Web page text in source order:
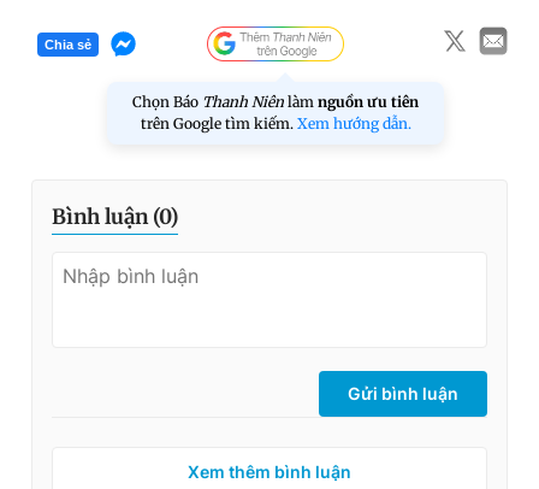
Chia sẻ
Chọn Báo Thanh Niên làm nguồn ưu tiên
trên Google tìm kiếm. Xem hướng dẫn.
Bình luận (0)
Gửi bình luận
Xem thêm bình luận